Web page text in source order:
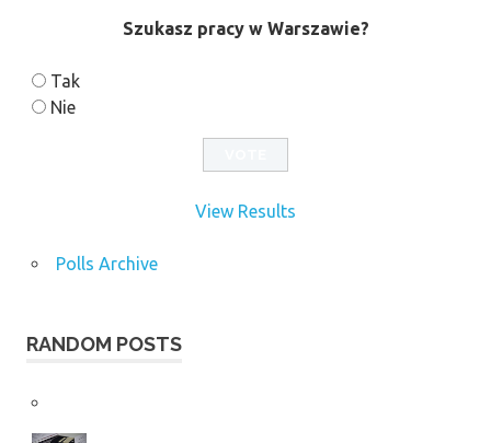
Szukasz pracy w Warszawie?
Tak
Nie
View Results
Polls Archive
RANDOM POSTS